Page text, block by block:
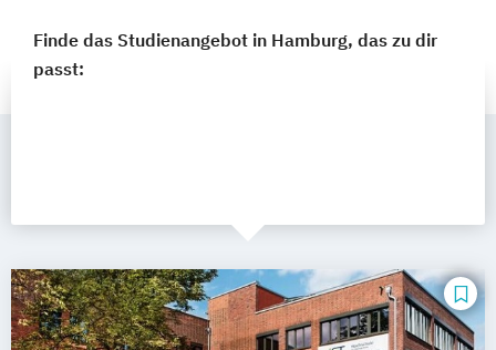
Finde das Studienangebot in Hamburg, das zu dir
passt: